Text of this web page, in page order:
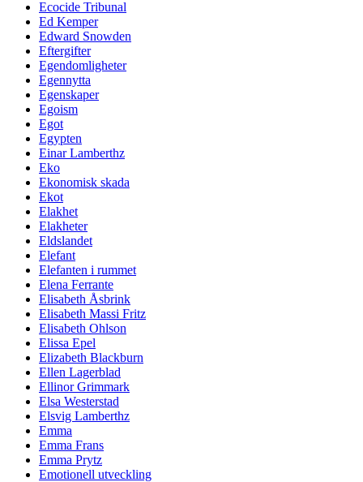
Ecocide Tribunal
Ed Kemper
Edward Snowden
Eftergifter
Egendomligheter
Egennytta
Egenskaper
Egoism
Egot
Egypten
Einar Lamberthz
Eko
Ekonomisk skada
Ekot
Elakhet
Elakheter
Eldslandet
Elefant
Elefanten i rummet
Elena Ferrante
Elisabeth Åsbrink
Elisabeth Massi Fritz
Elisabeth Ohlson
Elissa Epel
Elizabeth Blackburn
Ellen Lagerblad
Ellinor Grimmark
Elsa Westerstad
Elsvig Lamberthz
Emma
Emma Frans
Emma Prytz
Emotionell utveckling